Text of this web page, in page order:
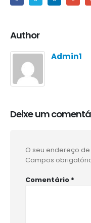
Author
Admin1
Deixe um
O seu endereço
Campos
Comentário *